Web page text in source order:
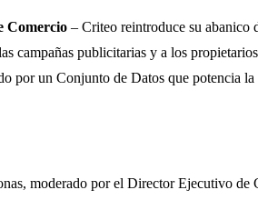
Comercio – Criteo reintroduce su abanico
campañas publicitarias y a los
por un Conjunto de Datos que potencia
moderado por el Director Ejecutivo